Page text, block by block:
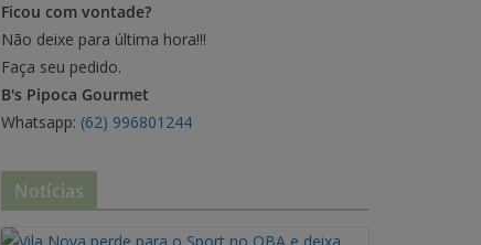
Ficou com vontade?
Não deixe para última hora!!!
Faça seu pedido.
B's Pipoca Gourmet
Whatsapp: (62) 996801244
Notícias